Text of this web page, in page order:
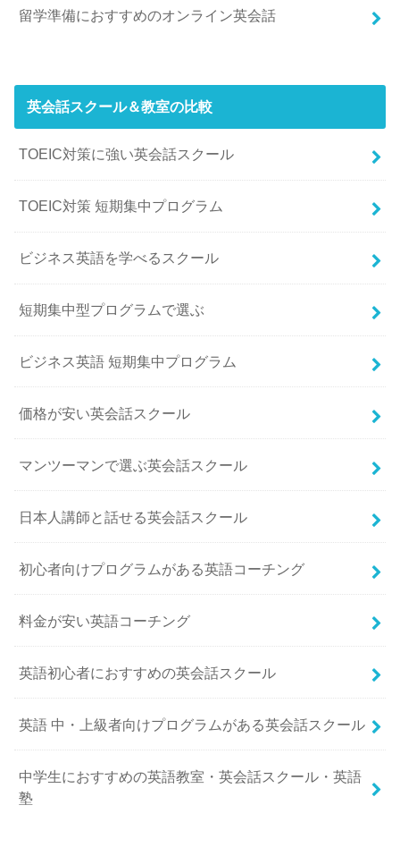
留学準備におすすめのオンライン英会話
英会話スクール＆教室の比較
TOEIC対策に強い英会話スクール
TOEIC対策 短期集中プログラム
ビジネス英語を学べるスクール
短期集中型プログラムで選ぶ
ビジネス英語 短期集中プログラム
価格が安い英会話スクール
マンツーマンで選ぶ英会話スクール
日本人講師と話せる英会話スクール
初心者向けプログラムがある英語コーチング
料金が安い英語コーチング
英語初心者におすすめの英会話スクール
英語 中・上級者向けプログラムがある英会話スクール
中学生におすすめの英語教室・英会話スクール・英語
塾